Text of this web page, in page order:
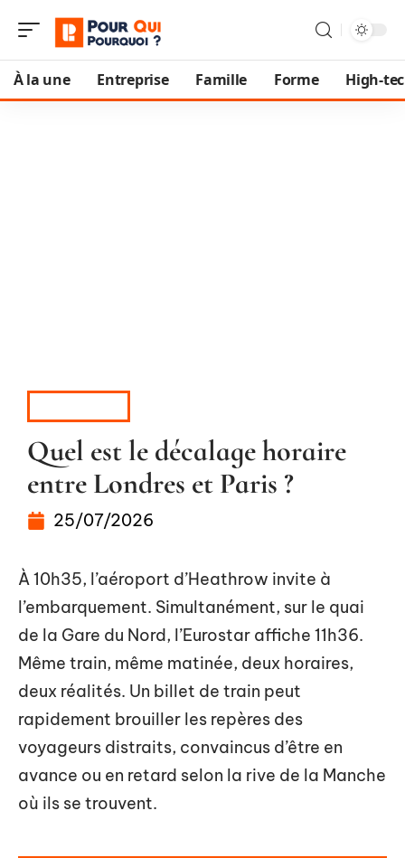
À la une Entreprise Famille Forme High-
Quel est le décalage horaire
entre Londres et Paris ?
25/07/2026
À 10h35, l’aéroport d’Heathrow invite à
l’embarquement. Simultanément, sur le quai
de la Gare du Nord, l’Eurostar affiche 11h36.
Même train, même matinée, deux horaires,
deux réalités. Un billet de train peut
rapidement brouiller les repères des
voyageurs distraits, convaincus d’être en
avance ou en retard selon la rive de la Manche
où ils se trouvent.